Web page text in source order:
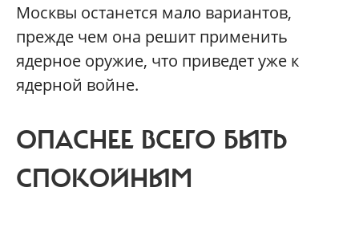
Москвы останется мало вариантов,
прежде чем она решит применить
ядерное оружие, что приведет уже к
ядерной войне.
ОПАСНЕЕ ВСЕГО БЫТЬ
СПОКОЙНЫМ